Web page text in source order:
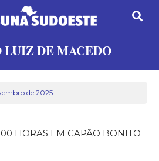
LUIZ DE MACEDO
de 2025
HORAS EM CAPÃO BONITO